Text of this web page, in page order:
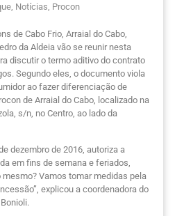
, Notícias Procon
de Cabo Frio, Arraial do Cabo,
da Aldeia vão se reunir nesta
discutir o termo aditivo do contrato
Segundo eles, o documento viola
ao fazer diferenciação de
de Arraial do Cabo, localizado na
s/n, no Centro, ao lado da
dezembro de 2016, autoriza a
em fins de semana e feriados,
Vamos tomar medidas pela
explicou a coordenadora do